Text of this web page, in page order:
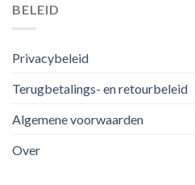
BELEID
Privacybeleid
Terugbetalings- en retourbeleid
Algemene voorwaarden
Over